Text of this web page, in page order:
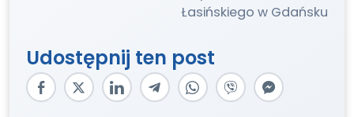
Łasińskiego w Gdańsku
Udostępnij ten post